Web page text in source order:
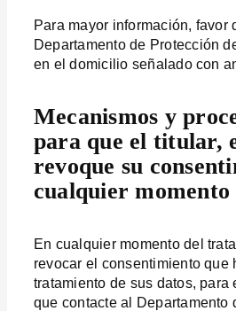
Para mayor información, favor
Departamento de Protección
en el domicilio señalado con
Mecanismos y
para que el titular,
revoque su
cualquier momento
En cualquier momento del
revocar el consentimiento que
tratamiento de sus datos, para
que contacte al Departamento